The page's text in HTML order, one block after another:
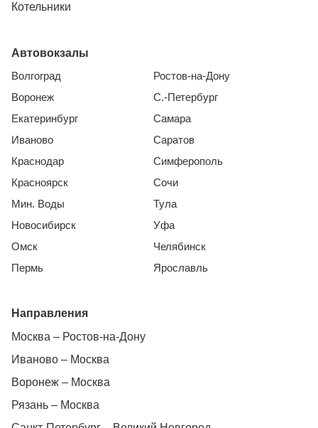
Котельники
Автовокзалы
Волгоград
Воронеж
Екатеринбург
Иваново
Краснодар
Красноярск
Мин. Воды
Новосибирск
Омск
Пермь
Ростов-на-Дону
С.-Петербург
Самара
Саратов
Симферополь
Сочи
Тула
Уфа
Челябинск
Ярославль
Направления
Москва – Ростов-на-Дону
Иваново – Москва
Воронеж – Москва
Рязань – Москва